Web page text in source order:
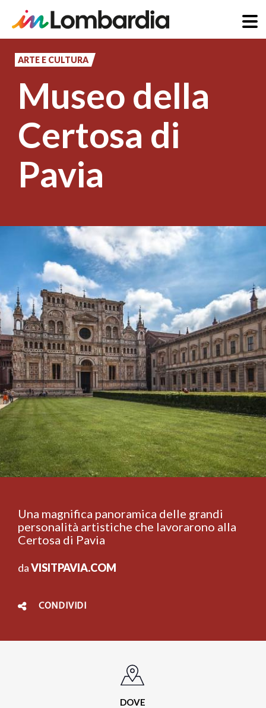
principale
ARTE E CULTURA
Museo della
Certosa di
Pavia
Una magnifica panoramica delle grandi
personalità artistiche che lavorarono alla
Certosa di Pavia
daVISITPAVIA.COM
CONDIVIDI
DOVE